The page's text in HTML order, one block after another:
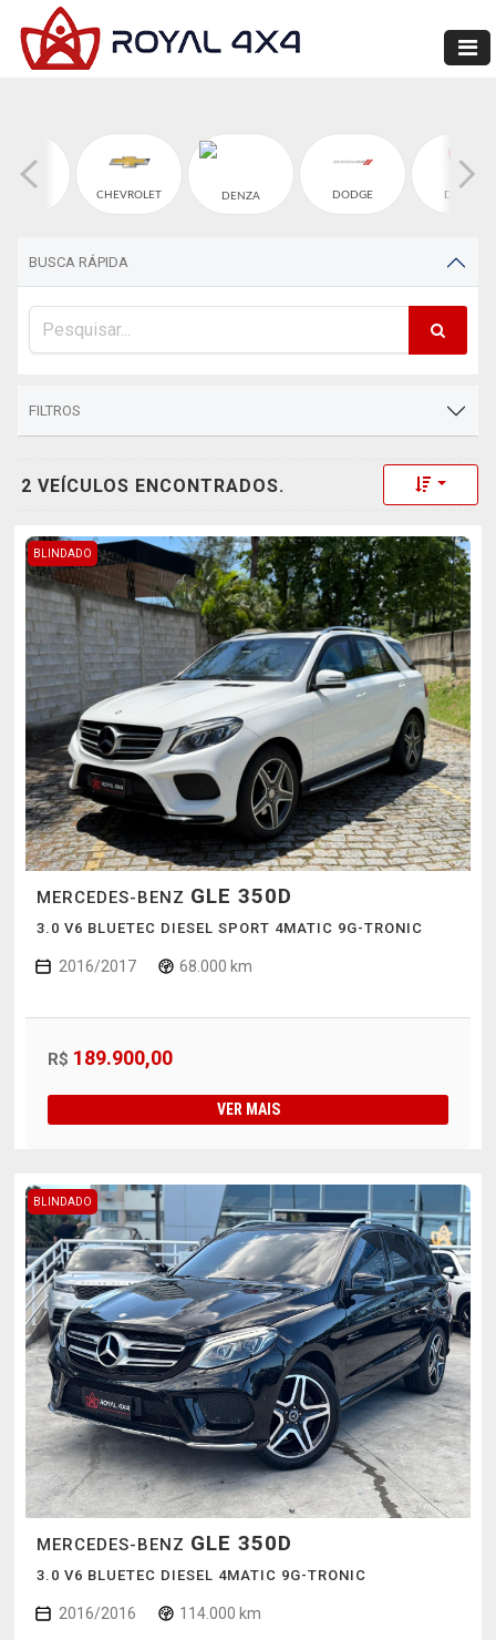
CHEVROLET DENZA DODGE DUCATI
BUSCA RÁPIDA
FILTROS
2 VEÍCULOS ENCONTRADOS. Toggle
BLINDADO
MERCEDES-BENZ GLE 350D
3.0 V6 BLUETEC DIESEL SPORT 4MATIC 9G-TRONIC
2016/2017 68.000 km
R$ 189.900,00
VER MAIS
BLINDADO
MERCEDES-BENZ GLE 350D
3.0 V6 BLUETEC DIESEL 4MATIC 9G-TRONIC
2016/2016 114.000 km